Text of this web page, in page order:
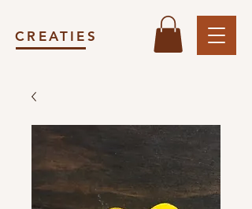
CREATIES